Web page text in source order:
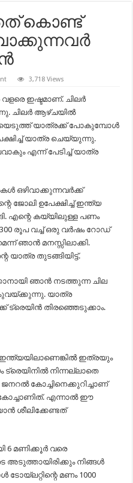
കൊണ്ട്
3,718 Views
ഇഷ്ടമാണ്. ചിലര്‍
ചിലര്‍ ആഴ്ചയില്‍
യാത്രക്ക് പോകുമ്പോള്‍
യാത്ര ചെയ്യുന്നു.
എന്ന് പേടിച്ച് യാത്ര
ഒഴിവാക്കുന്നവര്‍ക്ക്
ജോലി ഉപേക്ഷിച്ച് ഇന്ത്യ
എന്റെ കയ്യിലുള്ള പണം
രൂപ വച്ച് ഒരു വര്‍ഷം റോഡ്
ഞാന്‍ മനസ്സിലാക്കി.
യാത്ര തുടങ്ങിയിട്ട്.
ഞാന്‍ നടത്തുന്ന ചില
യാത്ര
ട്രെയിന്‍ തിരഞ്ഞെടുക്കാം.
ഇത്രയും
നിന്നല്ലാതെ
ജനറല്‍ കോച്ചിനെക്കുറിച്ചാണ്
കോച്ചാണിത്. എന്നാല്‍ ഈ
ശീലിക്കേണ്ടത്
6 മണിക്കൂര്‍ വരെ
അടുത്തായിരിക്കും നിങ്ങള്‍
മണം 1000